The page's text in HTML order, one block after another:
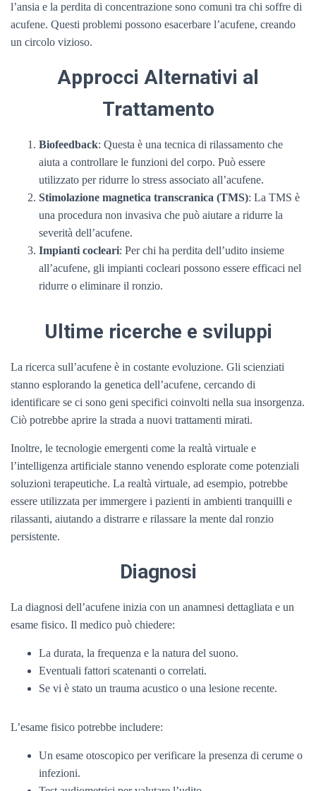
l’ansia e la perdita di concentrazione sono comuni tra chi soffre di
acufene. Questi problemi possono esacerbare l’acufene, creando
un circolo vizioso.
Approcci Alternativi al
Trattamento
Biofeedback: Questa è una tecnica di rilassamento che
aiuta a controllare le funzioni del corpo. Può essere
utilizzato per ridurre lo stress associato all’acufene.
Stimolazione magnetica transcranica (TMS): La TMS è
una procedura non invasiva che può aiutare a ridurre la
severità dell’acufene.
Impianti cocleari: Per chi ha perdita dell’udito insieme
all’acufene, gli impianti cocleari possono essere efficaci nel
ridurre o eliminare il ronzio.
Ultime ricerche e sviluppi
La ricerca sull’acufene è in costante evoluzione. Gli scienziati
stanno esplorando la genetica dell’acufene, cercando di
identificare se ci sono geni specifici coinvolti nella sua insorgenza.
Ciò potrebbe aprire la strada a nuovi trattamenti mirati.
Inoltre, le tecnologie emergenti come la realtà virtuale e
l’intelligenza artificiale stanno venendo esplorate come potenziali
soluzioni terapeutiche. La realtà virtuale, ad esempio, potrebbe
essere utilizzata per immergere i pazienti in ambienti tranquilli e
rilassanti, aiutando a distrarre e rilassare la mente dal ronzio
persistente.
Diagnosi
La diagnosi dell’acufene inizia con un anamnesi dettagliata e un
esame fisico. Il medico può chiedere:
La durata, la frequenza e la natura del suono.
Eventuali fattori scatenanti o correlati.
Se vi è stato un trauma acustico o una lesione recente.
L’esame fisico potrebbe includere:
Un esame otoscopico per verificare la presenza di cerume o
infezioni.